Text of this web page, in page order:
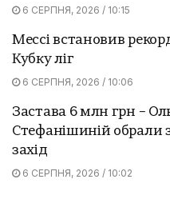
6 СЕРПНЯ, 2026 / 10:15
Мессі встановив
Кубку ліг
6 СЕРПНЯ, 2026 / 10:06
Застава 6 млн грн –
Стефанішиній обрали
захід
6 СЕРПНЯ, 2026 / 10:02